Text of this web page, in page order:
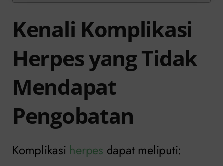
Kenali Komplikasi
Herpes yang Tidak
Mendapat
Pengobatan
Komplikasi herpes dapat meliputi: